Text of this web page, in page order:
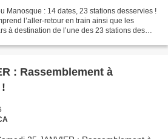
Manosque : 14 dates, 23 stations desservies !
l’aller-retour en train ainsi que les
à destination de l’une des 23 stations des
: Rassemblement à